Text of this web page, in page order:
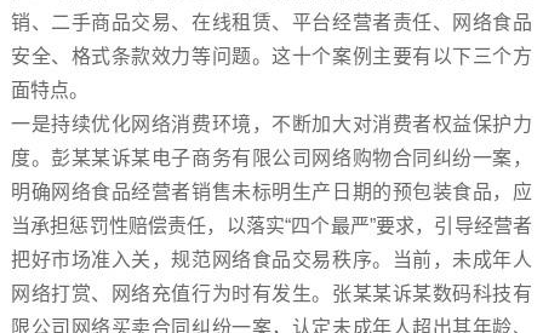
销、二手商品交易、在线租赁、平台经营者责任、网络食品
安全、格式条款效力等问题。这十个案例主要有以下三个方
面特点。
一是持续优化网络消费环境，不断加大对消费者权益保护力
度。彭某某诉某电子商务有限公司网络购物合同纠纷一案，
明确网络食品经营者销售未标明生产日期的预包装食品，应
当承担惩罚性赔偿责任，以落实“四个最严”要求，引导经营者
把好市场准入关，规范网络食品交易秩序。当前，未成年人
网络打赏、网络充值行为时有发生。张某某诉某数码科技有
限公司网络买卖合同纠纷一案，认定未成年人超出其年龄、